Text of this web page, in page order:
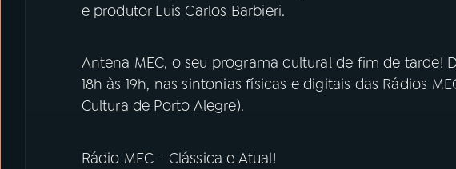
e produtor Luis Carlos Barbieri.
Antena MEC, o seu programa cultural de fim de tarde!
18h às 19h, nas sintonias físicas e digitais das Rádios
Cultura de Porto Alegre).
Rádio MEC - Clássica e Atual!